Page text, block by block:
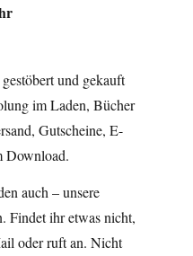
und gekauft
im Laden, Bücher
Gutscheine, E-
Download.
auch – unsere
Findet ihr etwas nicht,
oder ruft an. Nicht